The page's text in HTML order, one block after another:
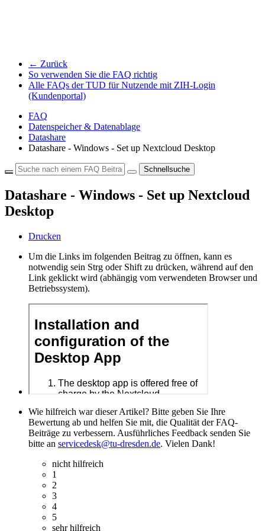
← Zurück
So verwenden Sie die FAQ richtig
Alle FAQs der TUD für Nutzende mit ZIH-Login
(Kundenportal)
FAQ
Datenspeicher & Datenablage
Datashare
Datashare - Windows - Set up Nextcloud Desktop
Schnellsuche
Datashare - Windows - Set up Nextcloud
Desktop
Drucken
Um die Links im folgenden Beitrag zu öffnen, kann es
notwendig sein Strg oder Shift zu drücken, während auf den
Link geklickt wird (abhängig vom verwendeten Browser und
Betriebssystem).
Wie hilfreich war dieser Artikel? Bitte geben Sie Ihre
Bewertung ab und helfen Sie mit, die Qualität der FAQ-
Beiträge zu verbessern. Ausführliches Feedback senden Sie
bitte an servicedesk@tu-dresden.de. Vielen Dank!
nicht hilfreich
1
2
3
4
5
sehr hilfreich